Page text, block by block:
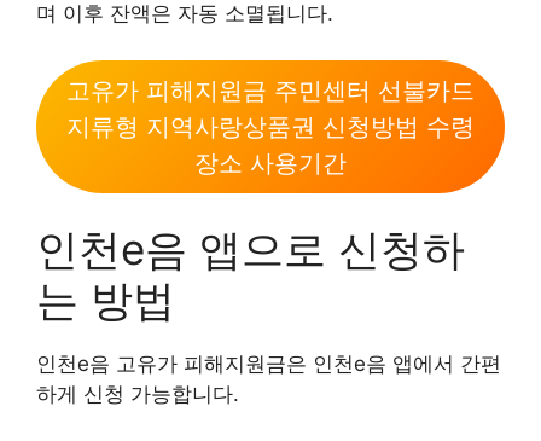
며 이후 잔액은 자동 소멸됩니다.
고유가 피해지원금 주민센터 선불카드
지류형 지역사랑상품권 신청방법 수령
장소 사용기간
인천e음 앱으로 신청하
는 방법
인천e음 고유가 피해지원금은 인천e음 앱에서 간편
하게 신청 가능합니다.